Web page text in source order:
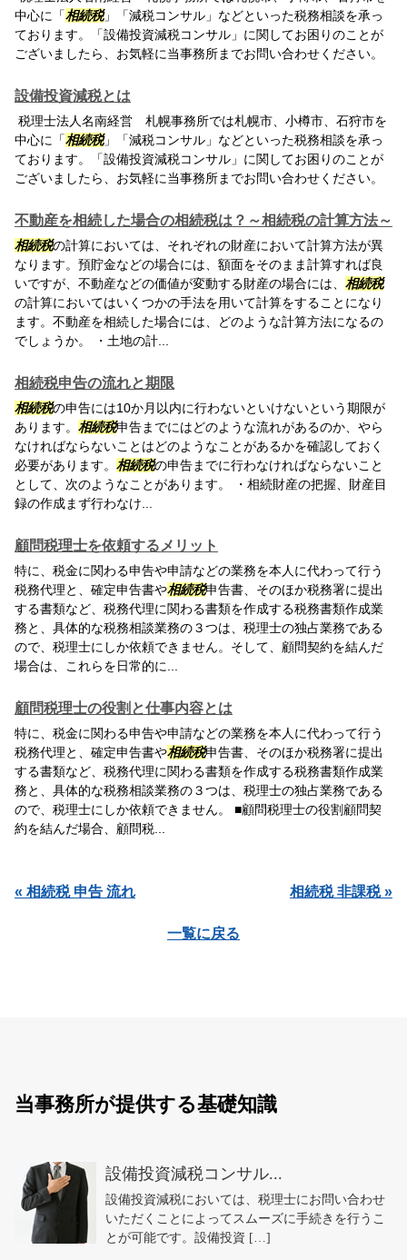
中心に「相続税」「減税コンサル」などといった税務相談を承っ
ております。「設備投資減税コンサル」に関してお困りのことが
ございましたら、お気軽に当事務所までお問い合わせください。
設備投資減税とは
税理士法人名南経営 札幌事務所では札幌市、小樽市、石狩市を
中心に「相続税」「減税コンサル」などといった税務相談を承っ
ております。「設備投資減税コンサル」に関してお困りのことが
ございましたら、お気軽に当事務所までお問い合わせください。
不動産を相続した場合の相続税は？～相続税の計算方法～
相続税の計算においては、それぞれの財産において計算方法が異
なります。預貯金などの場合には、額面をそのまま計算すれば良
いですが、不動産などの価値が変動する財産の場合には、 相続税
の計算においてはいくつかの手法を用いて計算をすることになり
ます。不動産を相続した場合には、どのような計算方法になるの
でしょうか。 ・土地の計...
相続税申告の流れと期限
相続税の申告には10か月以内に行わないといけないという期限が
あります。 相続税申告までにはどのような流れがあるのか、やら
なければならないことはどのようなことがあるかを確認しておく
必要があります。 相続税の申告までに行わなければならないこと
として、次のようなことがあります。 ・相続財産の把握、財産目
録の作成まず行わなけ...
顧問税理士を依頼するメリット
特に、税金に関わる申告や申請などの業務を本人に代わって行う
税務代理と、確定申告書や相続税申告書、そのほか税務署に提出
する書類など、税務代理に関わる書類を作成する税務書類作成業
務と、具体的な税務相談業務の３つは、税理士の独占業務である
ので、税理士にしか依頼できません。そして、顧問契約を結んだ
場合は、これらを日常的に...
顧問税理士の役割と仕事内容とは
特に、税金に関わる申告や申請などの業務を本人に代わって行う
税務代理と、確定申告書や相続税申告書、そのほか税務署に提出
する書類など、税務代理に関わる書類を作成する税務書類作成業
務と、具体的な税務相談業務の３つは、税理士の独占業務である
ので、税理士にしか依頼できません。 ■顧問税理士の役割顧問契
約を結んだ場合、顧問税...
« 相続税 申告 流れ 相続税 非課税 »
一覧に戻る
当事務所が提供する基礎知識
設備投資減税コンサル...
設備投資減税においては、税理士にお問い合わせ
いただくことによってスムーズに手続きを行うこ
とが可能です。設備投資 […]